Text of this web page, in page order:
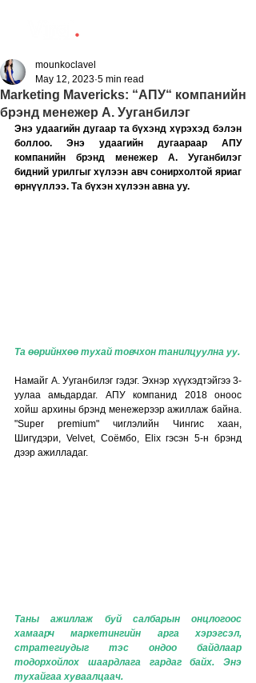
Marketing Mavericks: “АПУ“ компанийн
брэнд менежер А. Ууганбилэг
mounkoclavel
May 12, 2023 5 min read
Энэ удаагийн дугаар та бүхэнд хүрэхэд бэлэн
боллоо. Энэ удаагийн дугаараар АПУ
компанийн брэнд менежер А. Ууганбилэг
бидний урилгыг хүлээн авч сонирхолтой яриаг
өрнүүллээ. Та бүхэн хүлээн авна уу.
Та өөрийнхөө тухай товчхон танилцуулна уу.
Намайг А. Ууганбилэг гэдэг. Эхнэр хүүхэдтэйгээ 3-
уулаа амьдардаг. АПУ компанид 2018 оноос
хойш архины брэнд менежерээр ажиллаж байна.
"Super premium" чиглэлийн Чингис хаан,
Шигүдэри, Velvet, Соёмбо, Elix гэсэн 5-н брэнд
дээр ажилладаг.
Таны ажиллаж буй салбарын онцлогоос
хамаарч маркетингийн арга хэрэгсэл,
стратегиудыг тэс ондоо байдлаар
тодорхойлох шаардлага гардаг байх. Энэ
тухайгаа хуваалцаач.